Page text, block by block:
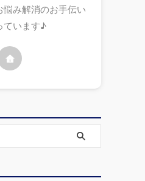
悩み解消のお手伝い
ています♪